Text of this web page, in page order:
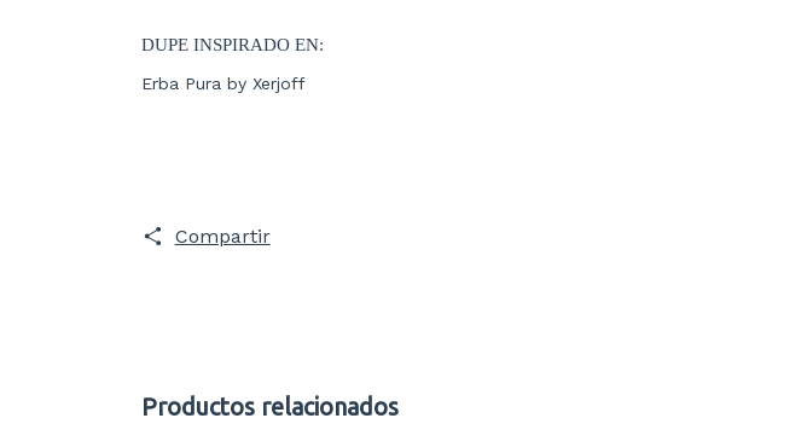
DUPE INSPIRADO EN:
Erba Pura by Xerjoff
Compartir
Productos relacionados